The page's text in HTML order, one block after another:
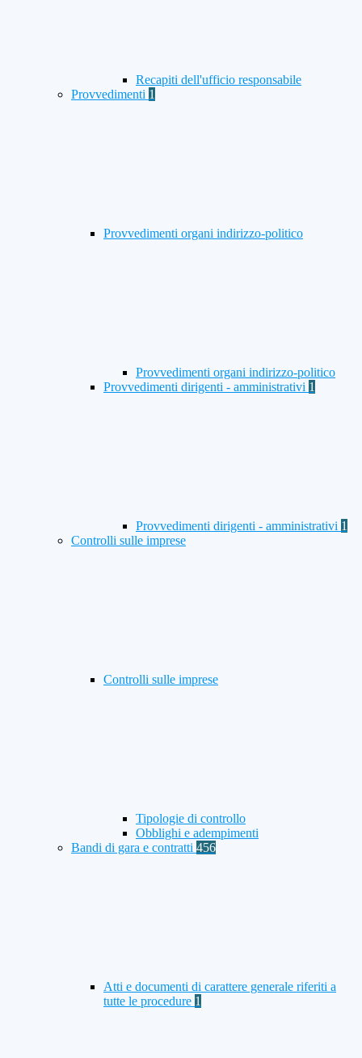
Recapiti dell'ufficio responsabile
Provvedimenti 1
Provvedimenti organi indirizzo-politico
Provvedimenti organi indirizzo-politico
Provvedimenti dirigenti - amministrativi 1
Provvedimenti dirigenti - amministrativi 1
Controlli sulle imprese
Controlli sulle imprese
Tipologie di controllo
Obblighi e adempimenti
Bandi di gara e contratti 456
Atti e documenti di carattere generale riferiti a
tutte le procedure 1